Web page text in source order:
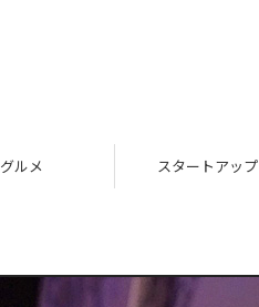
グルメ スタートアップ